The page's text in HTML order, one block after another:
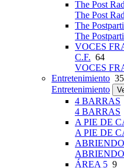
The Post
The Post
The
The
VOCES
C.F. 64
VOCES
Entretenimiento
Entretenimiento
4 BARRAS
4 BARRAS
A PIE DE
A PIE DE
ÁREA 5 9